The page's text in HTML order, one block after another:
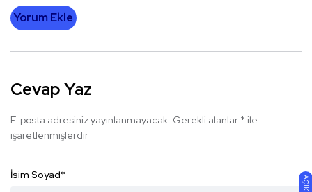
AÇIK
Yorum Ekle
Cevap Yaz
E-posta adresiniz yayınlanmayacak. Gerekli alanlar * ile
işaretlenmişlerdir
İsim Soyad*